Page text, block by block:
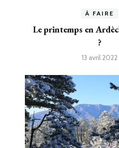
À FAIRE
Le printemps en
?
13 avril 2022